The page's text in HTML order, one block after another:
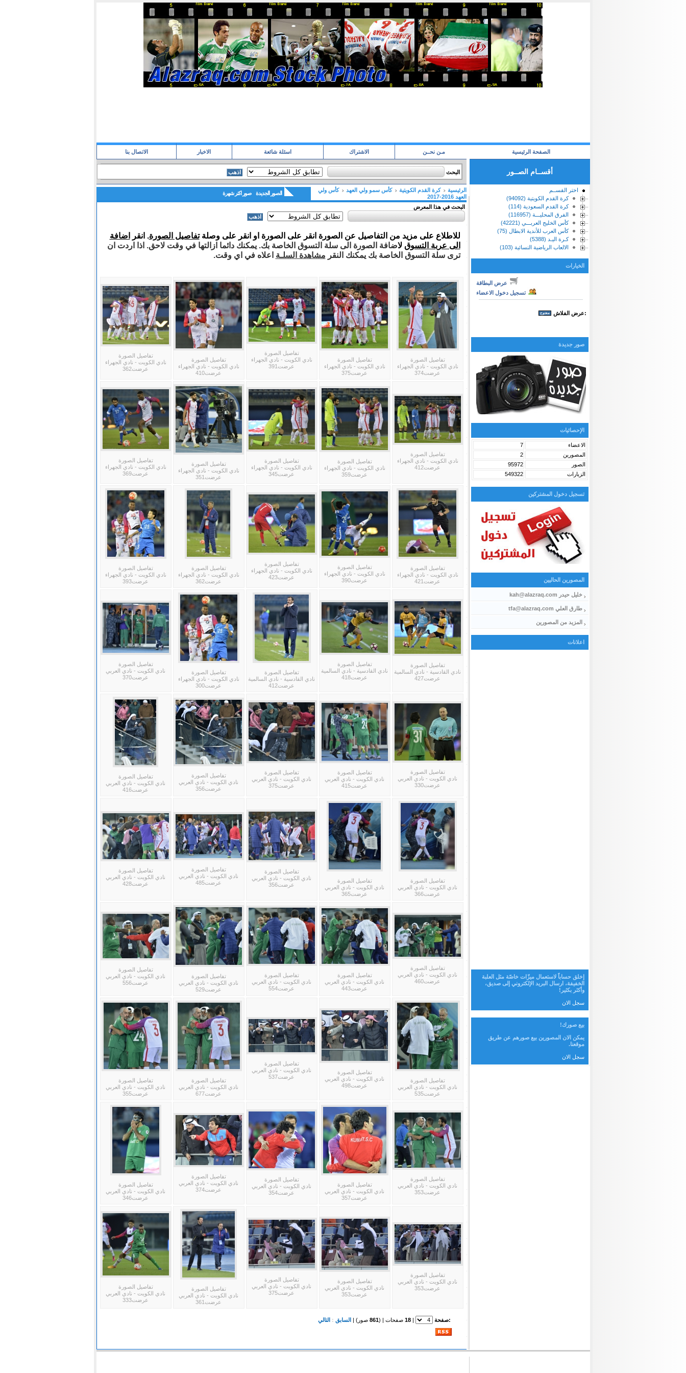
الصفحة الرئيسية مـن نحــن الاشتراك اسئلة شائعة الاخبار الاتصال بنا
أقســام الصــور البحث
اختر القســم
كرة القدم الكويتية (94092)
كرة القدم السعودية (114)
الفرق المحليـــة (116957)
كأس الخليج العربـــي (42221)
كأس العرب للأندية الابطال (75)
كـرة اليـد (5388)
الالعاب الرياضية النسائية (103)
الخيارات
عرض البطاقة
تسجيل دخول الاعضاء
:عرض الفلاش
صور جديدة
الإحصائيات
الاعضاء
7
المصورين
2
الصور
95972
الزيارات
549322
تسجيل دخول المشتركين
المصورين الحاليين
خليل حيدر kah@alazraq.com
طارق العلي tfa@alazraq.com
المزيد من المصورين
اعلانات
إخلق حساباً لاستعمال ميزّات خاصّة مثل العلبة
الخفيفة، ارسال البريد الإلكتروني إلى صديق،
وأكثر بكثير!
سجل الان
بيع صورك!
يمكن الان المصورين بيع صورهم عن طريق
موقعنا.
سجل الان
الرئيسية كرة القدم الكويتية كأس سمو ولي العهد
كأس ولي
العهد 2016-2017
الصور الجديدة صور اكتر شهرة
البحث في هذا المعرض
للاطلاع على مزيد من التفاصيل عن الصورة انقر على الصورة او انقر على وصلةتفاصيل الصورة. انقر
اضافة
الى عربة التسوق لاضافة الصورة الى سلة التسوق الخاصة بك. يمكنك دائما ازالتها في وقت لاحق. اذا اردت ان
ترى سلة التسوق الخاصة بك يمكنك النقر مشاهدة السلـة اعلاه في اي وقت.
تفاصيل الصورة
نادي الكويت - نادي الجهراء
عرضت374
تفاصيل الصورة
نادي الكويت - نادي الجهراء
عرضت375
تفاصيل الصورة
نادي الكويت - نادي الجهراء
عرضت391
تفاصيل الصورة
نادي الكويت - نادي الجهراء
عرضت410
تفاصيل الصورة
نادي الكويت - نادي الجهراء
عرضت362
تفاصيل الصورة
نادي الكويت - نادي الجهراء
عرضت412
تفاصيل الصورة
نادي الكويت - نادي الجهراء
عرضت359
تفاصيل الصورة
نادي الكويت - نادي الجهراء
عرضت345
تفاصيل الصورة
نادي الكويت - نادي الجهراء
عرضت351
تفاصيل الصورة
نادي الكويت - نادي الجهراء
عرضت369
تفاصيل الصورة
نادي الكويت - نادي الجهراء
عرضت421
تفاصيل الصورة
نادي الكويت - نادي الجهراء
عرضت390
تفاصيل الصورة
نادي الكويت - نادي الجهراء
عرضت423
تفاصيل الصورة
نادي الكويت - نادي الجهراء
عرضت362
تفاصيل الصورة
نادي الكويت - نادي الجهراء
عرضت393
تفاصيل الصورة
نادي القادسية - نادي السالمية
عرضت427
تفاصيل الصورة
نادي القادسية - نادي السالمية
عرضت418
تفاصيل الصورة
نادي القادسية - نادي السالمية
عرضت412
تفاصيل الصورة
نادي الكويت - نادي الجهراء
عرضت300
تفاصيل الصورة
نادي الكويت - نادي العربي
عرضت370
تفاصيل الصورة
نادي الكويت - نادي العربي
عرضت330
تفاصيل الصورة
نادي الكويت - نادي العربي
عرضت415
تفاصيل الصورة
نادي الكويت - نادي العربي
عرضت375
تفاصيل الصورة
نادي الكويت - نادي العربي
عرضت356
تفاصيل الصورة
نادي الكويت - نادي العربي
عرضت416
تفاصيل الصورة
نادي الكويت - نادي العربي
عرضت366
تفاصيل الصورة
نادي الكويت - نادي العربي
عرضت365
تفاصيل الصورة
نادي الكويت - نادي العربي
عرضت356
تفاصيل الصورة
نادي الكويت - نادي العربي
عرضت485
تفاصيل الصورة
نادي الكويت - نادي العربي
عرضت428
تفاصيل الصورة
نادي الكويت - نادي العربي
عرضت460
تفاصيل الصورة
نادي الكويت - نادي العربي
عرضت443
تفاصيل الصورة
نادي الكويت - نادي العربي
عرضت554
تفاصيل الصورة
نادي الكويت - نادي العربي
عرضت529
تفاصيل الصورة
نادي الكويت - نادي العربي
عرضت556
تفاصيل الصورة
نادي الكويت - نادي العربي
عرضت535
تفاصيل الصورة
نادي الكويت - نادي العربي
عرضت498
تفاصيل الصورة
نادي الكويت - نادي العربي
عرضت537
تفاصيل الصورة
نادي الكويت - نادي العربي
عرضت677
تفاصيل الصورة
نادي الكويت - نادي العربي
عرضت355
تفاصيل الصورة
نادي الكويت - نادي العربي
عرضت353
تفاصيل الصورة
نادي الكويت - نادي العربي
عرضت357
تفاصيل الصورة
نادي الكويت - نادي العربي
عرضت354
تفاصيل الصورة
نادي الكويت - نادي العربي
عرضت374
تفاصيل الصورة
نادي الكويت - نادي العربي
عرضت346
تفاصيل الصورة
نادي الكويت - نادي العربي
عرضت353
تفاصيل الصورة
نادي الكويت - نادي العربي
عرضت353
تفاصيل الصورة
نادي الكويت - نادي العربي
عرضت375
تفاصيل الصورة
نادي الكويت - نادي العربي
عرضت361
تفاصيل الصورة
نادي الكويت - نادي العربي
عرضت333
:صفحة |
18 صفحات | (861 صور) |السابق :التالي